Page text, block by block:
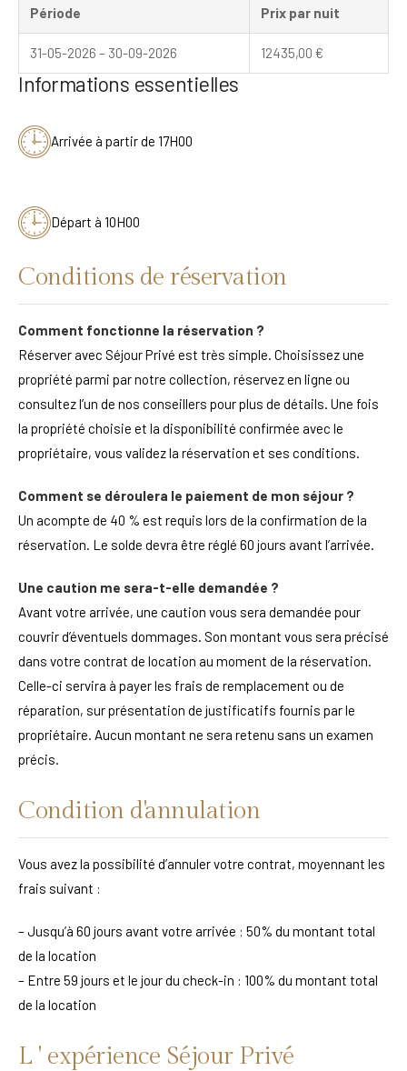
Période Prix par nuit
31-05-2026 – 30-09-2026 12435,00 €
Informations essentielles
Arrivée à partir de 17H00
Départ à 10H00
Conditions de réservation
Comment fonctionne la réservation ?
Réserver avec Séjour Privé est très simple. Choisissez une
propriété parmi par notre collection, réservez en ligne ou
consultez l’un de nos conseillers pour plus de détails. Une fois
la propriété choisie et la disponibilité confirmée avec le
propriétaire, vous validez la réservation et ses conditions.
Comment se déroulera le paiement de mon séjour ?
Un acompte de 40 % est requis lors de la confirmation de la
réservation. Le solde devra être réglé 60 jours avant l’arrivée.
Une caution me sera-t-elle demandée ?
Avant votre arrivée, une caution vous sera demandée pour
couvrir d’éventuels dommages. Son montant vous sera précisé
dans votre contrat de location au moment de la réservation.
Celle-ci servira à payer les frais de remplacement ou de
réparation, sur présentation de justificatifs fournis par le
propriétaire. Aucun montant ne sera retenu sans un examen
précis.
Condition d'annulation
Vous avez la possibilité d’annuler votre contrat, moyennant les
frais suivant :
– Jusqu’à 60 jours avant votre arrivée : 50% du montant total
de la location
– Entre 59 jours et le jour du check-in : 100% du montant total
de la location
L ' expérience Séjour Privé